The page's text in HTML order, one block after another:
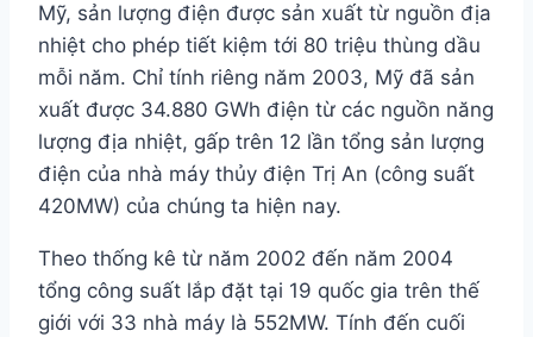
Mỹ, sản lượng điện được sản xuất từ nguồn địa
nhiệt cho phép tiết kiệm tới 80 triệu thùng dầu
mỗi năm. Chỉ tính riêng năm 2003, Mỹ đã sản
xuất được 34.880 GWh điện từ các nguồn năng
lượng địa nhiệt, gấp trên 12 lần tổng sản lượng
điện của nhà máy thủy điện Trị An (công suất
420MW) của chúng ta hiện nay.
Theo thống kê từ năm 2002 đến năm 2004
tổng công suất lắp đặt tại 19 quốc gia trên thế
giới với 33 nhà máy là 552MW. Tính đến cuối